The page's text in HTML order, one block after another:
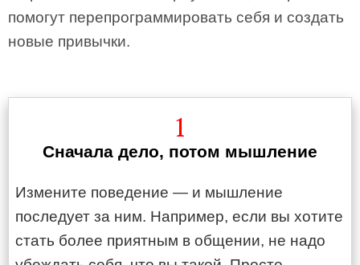
помогут перепрограммировать себя и создать
новые привычки.
1
Сначала дело, потом мышление
Измените поведение — и мышление
последует за ним. Например, если вы хотите
стать более приятным в общении, не надо